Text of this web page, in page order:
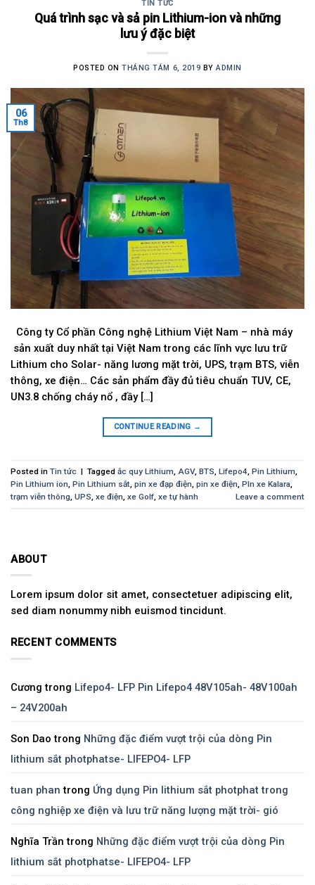
TIN TỨC
Quá trình sạc và sả pin Lithium-ion và những
lưu ý đặc biệt
POSTED ONTHÁNG TÁM 6, 2019 BYADMIN
06
Th8
Công ty Cổ phần Công nghệ Lithium Việt Nam – nhà máy
sản xuất duy nhất tại Việt Nam trong các lĩnh vực lưu trữ
Lithium cho Solar- năng lương mặt trời, UPS, trạm BTS, viễn
thông, xe điện… Các sản phẩm đầy đủ tiêu chuẩn TUV, CE,
UN3.8 chống cháy nổ , đầy […]
CONTINUE READING →
Posted in Tin tức | Tagged ắc quy Lithium AGV, BTS Lifepo4 Pin Lithium
Pin Lithium ion Pin Lithium sắt pin xe đạp điện pin xe điện PIn xe Kalara
trạm viễn thông UPS xe điện xe Golf xe tự hành Leave a comment
ABOUT
Lorem ipsum dolor sit amet, consectetuer adipiscing elit,
sed diam nonummy nibh euismod tincidunt.
RECENT COMMENTS
Cương trong Lifepo4- LFP Pin Lifepo4 48V105ah- 48V100ah
– 24V200ah
Son Dao trong Những đặc điểm vượt trội của dòng Pin
lithium sắt photphatse- LIFEPO4- LFP
tuan phan trong Ứng dụng Pin lithium sắt photphat trong
công nghiệp xe điện và lưu trữ năng lượng mặt trời- gió
Nghĩa Trần trong Những đặc điểm vượt trội của dòng Pin
lithium sắt photphatse- LIFEPO4- LFP